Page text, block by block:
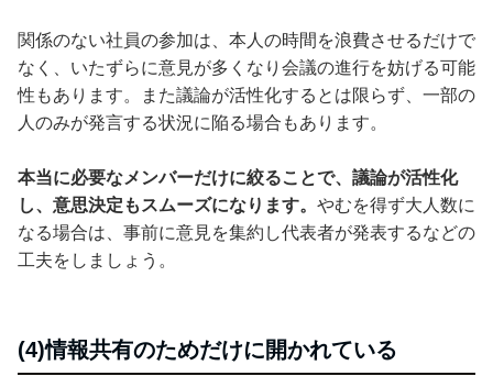
関係のない社員の参加は、本人の時間を浪費させるだけで
なく、いたずらに意見が多くなり会議の進行を妨げる可能
性もあります。また議論が活性化するとは限らず、一部の
人のみが発言する状況に陥る場合もあります。
本当に必要なメンバーだけに絞ることで、議論が活性化
し、意思決定もスムーズになります。 やむを得ず大人数に
なる場合は、事前に意見を集約し代表者が発表するなどの
工夫をしましょう。
(4)情報共有のためだけに開かれている